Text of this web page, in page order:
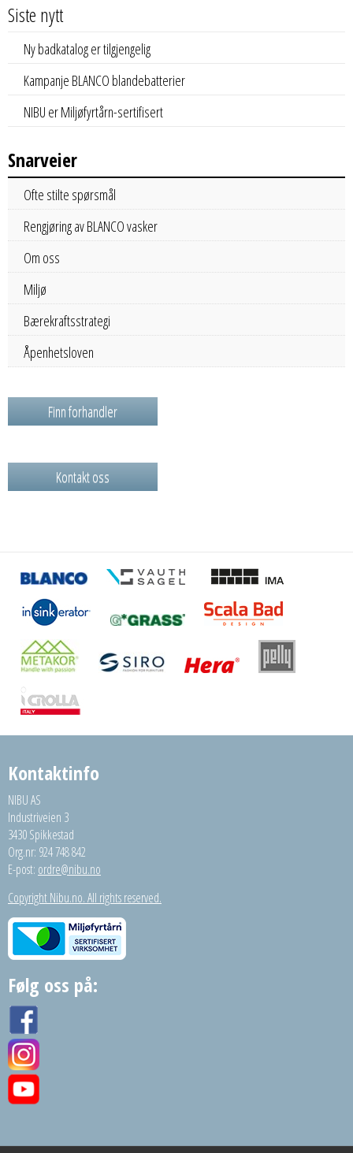
Siste nytt
Ny badkatalog er tilgjengelig
Kampanje BLANCO blandebatterier
NIBU er Miljøfyrtårn-sertifisert
Snarveier
Ofte stilte spørsmål
Rengjøring av BLANCO vasker
Om oss
Miljø
Bærekraftsstrategi
Åpenhetsloven
Finn forhandler
Kontakt oss
Kontaktinfo
NIBU AS
Industriveien 3
3430 Spikkestad
Org.nr: 924 748 842
E-post: ordre@nibu.no
Copyright Nibu.no. All rights reserved.
Følg oss på: